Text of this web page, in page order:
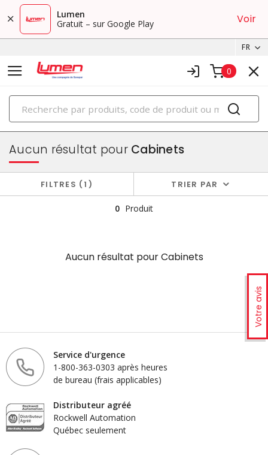
Lumen
Gratuit – sur Google Play
Voir
FR
0
PRODUITS
boîtiers et cabinets
Votre avis
Aucun résultat pourCabinets
FILTRES 1 TRIER PAR
0 Produit
Aucun résultat pourCabinets
Service d'urgence
1-800-363-0303 après heures
de bureau (frais applicables)
Distributeur agréé
Rockwell Automation
Québec seulement